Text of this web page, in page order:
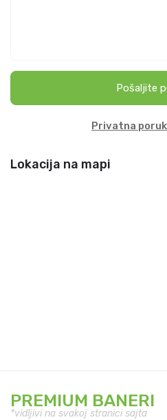
Pošaljite
Privatna
Lokacija na mapi
PREMIUM BANERI
*vidljivi na svakoj stranici sajta